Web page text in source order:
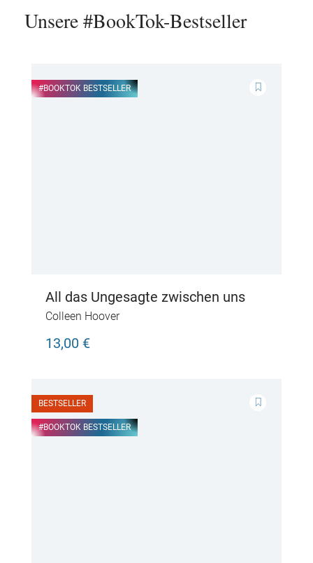
Unsere #BookTok-Bestseller
#BOOKTOK BESTSELLER
All das Ungesagte zwischen uns
Colleen Hoover
13,00 €
BESTSELLER
#BOOKTOK BESTSELLER